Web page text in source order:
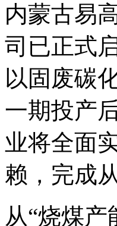
内蒙古易
司已正式
以固废碳
一期投产
业将全面
赖，完成
从“烧煤